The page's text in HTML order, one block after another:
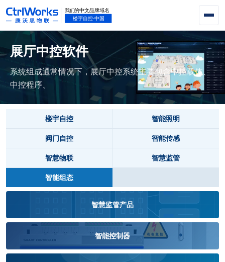
展厅中控软件
系统组成通常情况下，展厅中控系统主要包含中控载体、
中控程序、
楼宇自控 智能照明
阀门自控 智能传感
智慧物联 智慧监管
智能组态
智慧监管产品
智能控制器